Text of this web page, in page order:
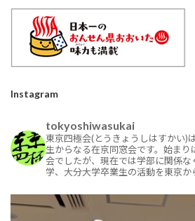
Instagram
tokyoshiwasukai
東京四極会(とうきょうしはすかい)
生からなる在京同窓会です。始まり
会でしたが、現在では学部に関係
学、大分大学卒業生の活動を東京か